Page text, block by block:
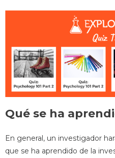
Qué se ha
En general, un investigador
que se ha aprendido de la